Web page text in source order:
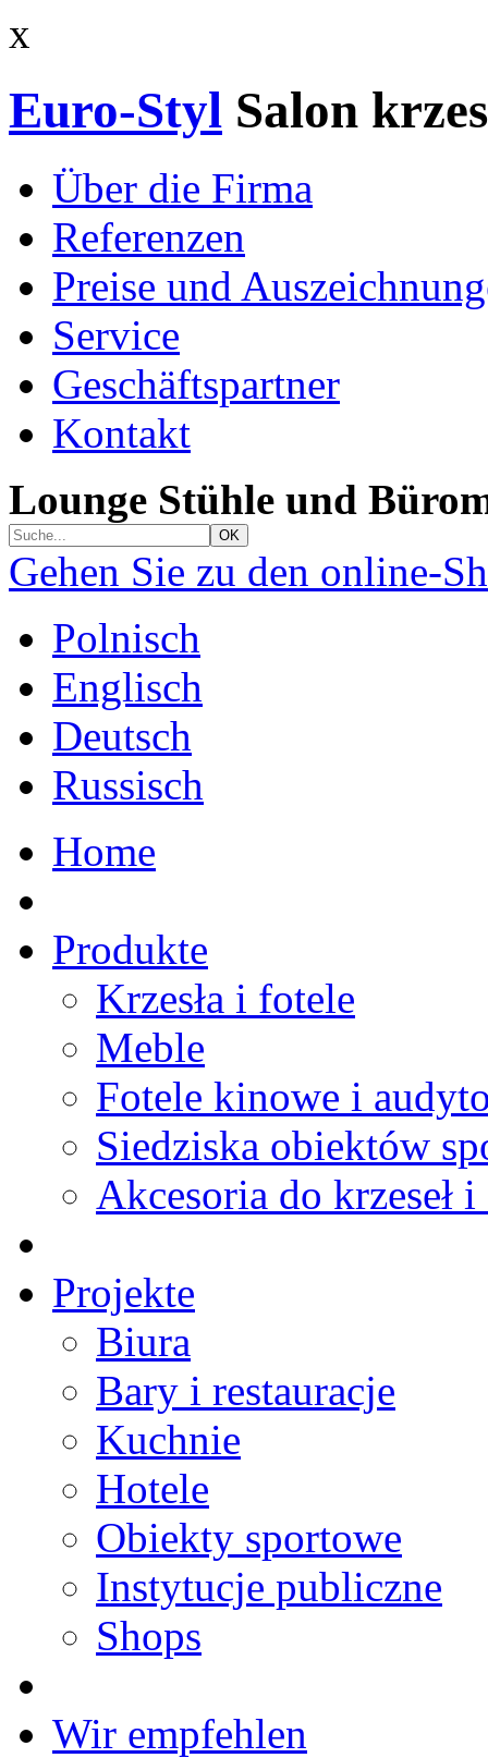
x
Euro-Styl Salon
Über die Firma
Referenzen
Preise und
Service
Geschäftspartner
Kontakt
Lounge Stühle und
Gehen Sie zu den online-
Polnisch
Englisch
Deutsch
Russisch
Home
Produkte
Krzesła i fotele
Meble
Fotele kinowe i
Siedziska obiektów
Akcesoria do krzeseł
Projekte
Biura
Bary i restauracje
Kuchnie
Hotele
Obiekty sportowe
Instytucje publiczne
Shops
Wir empfehlen